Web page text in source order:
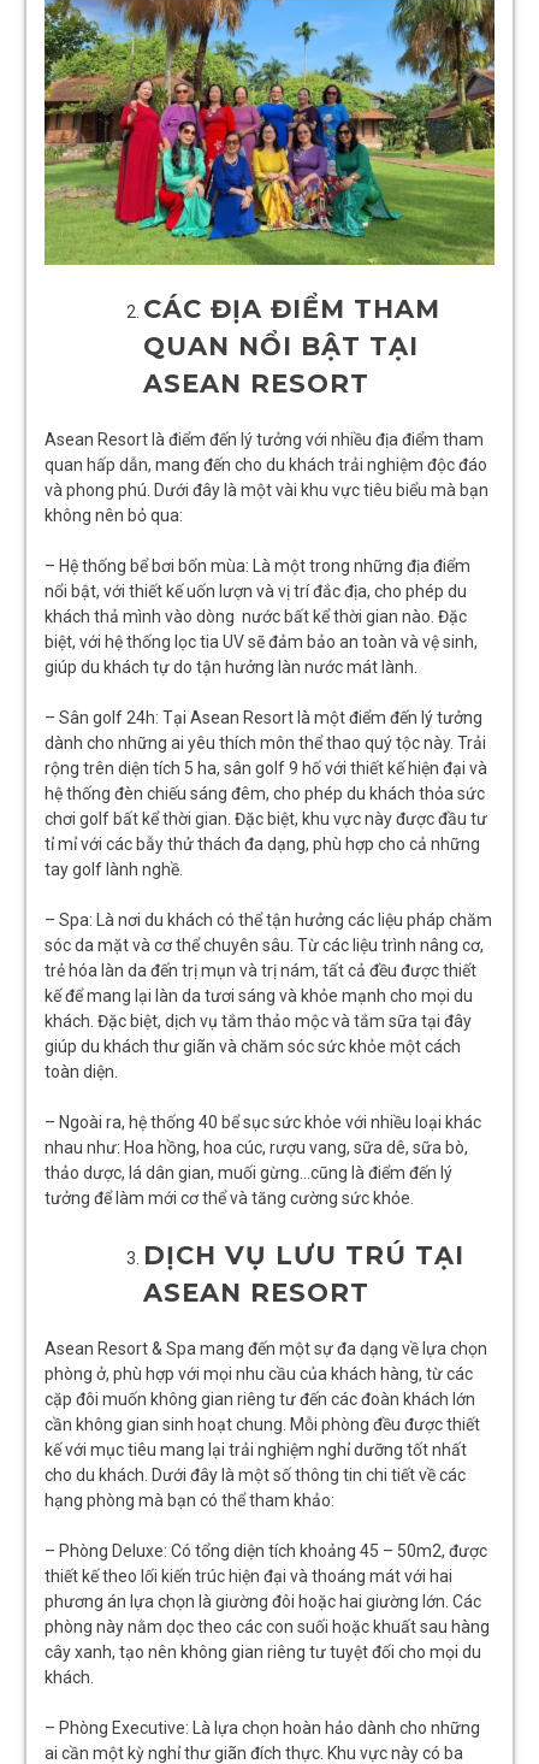
CÁC ĐỊA ĐIỂM THAM
QUAN NỔI BẬT TẠI
ASEAN RESORT
Asean Resort là điểm đến lý tưởng với nhiều địa điểm tham
quan hấp dẫn, mang đến cho du khách trải nghiệm độc đáo
và phong phú. Dưới đây là một vài khu vực tiêu biểu mà bạn
không nên bỏ qua:
– Hệ thống bể bơi bốn mùa: Là một trong những địa điểm
nổi bật, với thiết kế uốn lượn và vị trí đắc địa, cho phép du
khách thả mình vào dòng nước bất kể thời gian nào. Đặc
biệt, với hệ thống lọc tia UV sẽ đảm bảo an toàn và vệ sinh,
giúp du khách tự do tận hưởng làn nước mát lành.
– Sân golf 24h: Tại Asean Resort là một điểm đến lý tưởng
dành cho những ai yêu thích môn thể thao quý tộc này. Trải
rộng trên diện tích 5 ha, sân golf 9 hố với thiết kế hiện đại và
hệ thống đèn chiếu sáng đêm, cho phép du khách thỏa sức
chơi golf bất kể thời gian. Đặc biệt, khu vực này được đầu tư
tỉ mỉ với các bẫy thử thách đa dạng, phù hợp cho cả những
tay golf lành nghề.
– Spa: Là nơi du khách có thể tận hưởng các liệu pháp chăm
sóc da mặt và cơ thể chuyên sâu. Từ các liệu trình nâng cơ,
trẻ hóa làn da đến trị mụn và trị nám, tất cả đều được thiết
kế để mang lại làn da tươi sáng và khỏe mạnh cho mọi du
khách. Đặc biệt, dịch vụ tắm thảo mộc và tắm sữa tại đây
giúp du khách thư giãn và chăm sóc sức khỏe một cách
toàn diện.
– Ngoài ra, hệ thống 40 bể sục sức khỏe với nhiều loại khác
nhau như: Hoa hồng, hoa cúc, rượu vang, sữa dê, sữa bò,
thảo dược, lá dân gian, muối gừng…cũng là điểm đến lý
tưởng để làm mới cơ thể và tăng cường sức khỏe.
DỊCH VỤ LƯU TRÚ TẠI
ASEAN RESORT
Asean Resort & Spa mang đến một sự đa dạng về lựa chọn
phòng ở, phù hợp với mọi nhu cầu của khách hàng, từ các
cặp đôi muốn không gian riêng tư đến các đoàn khách lớn
cần không gian sinh hoạt chung. Mỗi phòng đều được thiết
kế với mục tiêu mang lại trải nghiệm nghỉ dưỡng tốt nhất
cho du khách. Dưới đây là một số thông tin chi tiết về các
hạng phòng mà bạn có thể tham khảo:
– Phòng Deluxe: Có tổng diện tích khoảng 45 – 50m2, được
thiết kế theo lối kiến trúc hiện đại và thoáng mát với hai
phương án lựa chọn là giường đôi hoặc hai giường lớn. Các
phòng này nằm dọc theo các con suối hoặc khuất sau hàng
cây xanh, tạo nên không gian riêng tư tuyệt đối cho mọi du
khách.
– Phòng Executive: Là lựa chọn hoàn hảo dành cho những
ai cần một kỳ nghỉ thư giãn đích thực. Khu vực này có ba